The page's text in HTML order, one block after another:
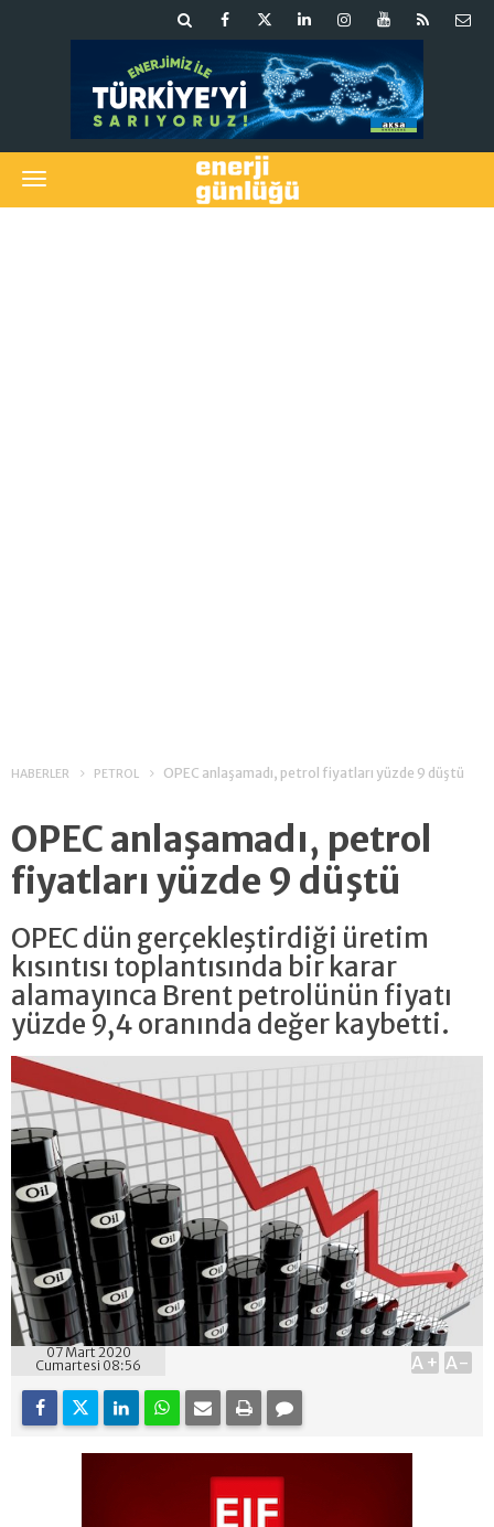
HABERLER PETROL OPEC anlaşamadı, petrol fiyatları yüzde 9 düştü
OPEC anlaşamadı, petrol
fiyatları yüzde 9 düştü
OPEC dün gerçekleştirdiği üretim
kısıntısı toplantısında bir karar
alamayınca Brent petrolünün fiyatı
yüzde 9,4 oranında değer kaybetti.
07 Mart 2020
Cumartesi 08:56
A+ A-